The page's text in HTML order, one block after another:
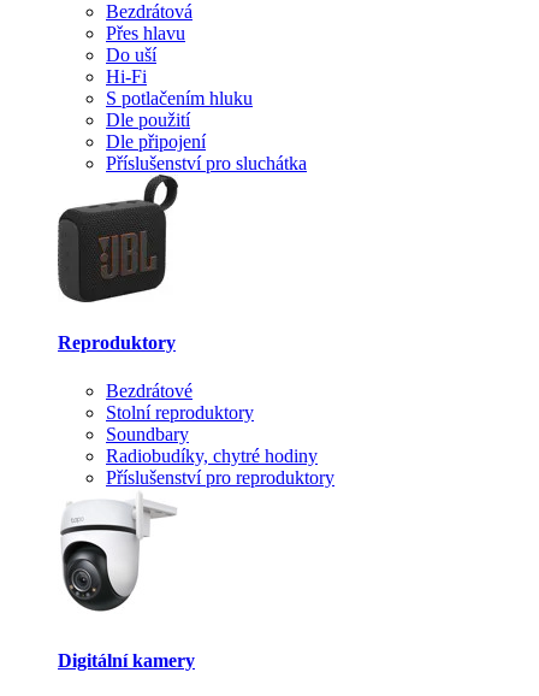
Bezdrátová
Přes hlavu
Do uší
Hi-Fi
S potlačením hluku
Dle použití
Dle připojení
Příslušenství pro sluchátka
Reproduktory
Bezdrátové
Stolní reproduktory
Soundbary
Radiobudíky, chytré hodiny
Příslušenství pro reproduktory
Digitální kamery